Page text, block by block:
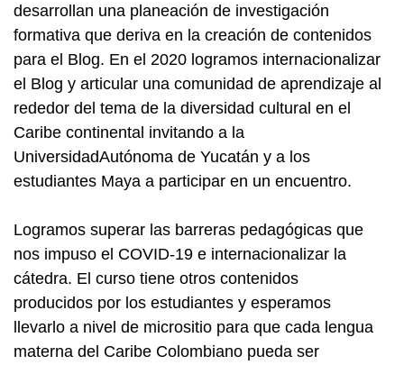
desarrollan una planeación de investigación
formativa que deriva en la creación de contenidos
para el Blog. En el 2020 logramos internacionalizar
el Blog y articular una comunidad de aprendizaje al
rededor del tema de la diversidad cultural en el
Caribe continental invitando a la
UniversidadAutónoma de Yucatán y a los
estudiantes Maya a participar en un encuentro.
Logramos superar las barreras pedagógicas que
nos impuso el COVID-19 e internacionalizar la
cátedra. El curso tiene otros contenidos
producidos por los estudiantes y esperamos
llevarlo a nivel de micrositio para que cada lengua
materna del Caribe Colombiano pueda ser